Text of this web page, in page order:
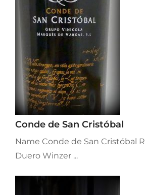
Conde de San Cristóbal
Name Conde de San Cristóbal
Duero Winzer ...